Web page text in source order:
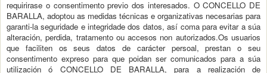
requirirase o consentimento previo dos interesados. O CONCELLO DE
BARALLA, adoptou as medidas técnicas e organizativas necesarias para
garanti-la seguridade e integridade dos datos, así coma para evitar a súa
alteración, perdida, tratamento ou accesos non autorizados.Os usuarios
que faciliten os seus datos de carácter persoal, prestan o seu
consentimento expreso para que poidan ser comunicados para a súa
utilización ó CONCELLO DE BARALLA, para a realización de